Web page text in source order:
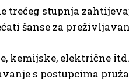
trećeg stupnja
šanse za
električne
s postupcima